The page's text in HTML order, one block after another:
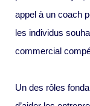
appel à un coach
les individus
commercial
Un des rôles